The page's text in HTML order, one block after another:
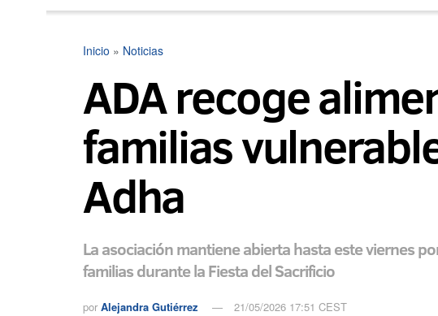
Inicio » Noticias
ADA recoge
familias
Adha
La asociación mantiene abierta hasta este viernes
familias durante la Fiesta del Sacrificio
por Alejandra Gutiérrez 21/05/2026 17:51 CEST